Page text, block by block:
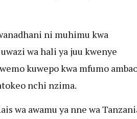
ni muhimu kwa
wa hali ya juu kwenye
kuwepo kwa mfumo
nchi nzima.
wa awamu ya nne wa